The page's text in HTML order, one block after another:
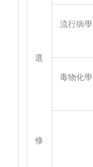
選
修
流行病學
毒物化學